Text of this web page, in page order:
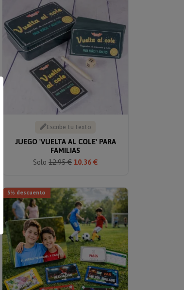
Escribe tu texto
JUEGO 'VUELTA AL COLE' PARA
FAMILIAS
Solo 12.95 € 10.36 €
5% descuento